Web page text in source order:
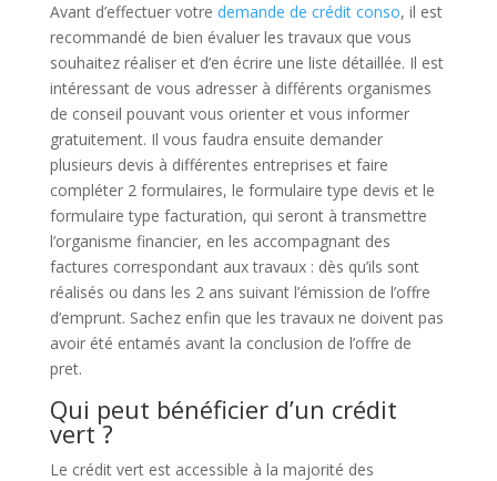
Avant d’effectuer votre demande de crédit conso, il est
recommandé de bien évaluer les travaux que vous
souhaitez réaliser et d’en écrire une liste détaillée. Il est
intéressant de vous adresser à différents organismes
de conseil pouvant vous orienter et vous informer
gratuitement. Il vous faudra ensuite demander
plusieurs devis à différentes entreprises et faire
compléter 2 formulaires, le formulaire type devis et le
formulaire type facturation, qui seront à transmettre
l’organisme financier, en les accompagnant des
factures correspondant aux travaux : dès qu’ils sont
réalisés ou dans les 2 ans suivant l’émission de l’offre
d’emprunt. Sachez enfin que les travaux ne doivent pas
avoir été entamés avant la conclusion de l’offre de
pret.
Qui peut bénéficier d’un crédit
vert ?
Le crédit vert est accessible à la majorité des